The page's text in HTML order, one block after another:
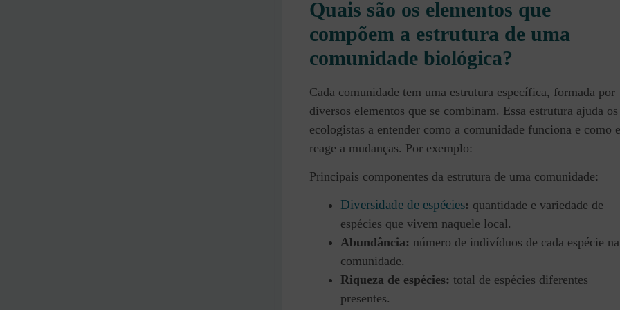
Quais são os elementos que
compõem a estrutura de uma
comunidade biológica?
Cada comunidade tem uma estrutura específica, formada por
diversos elementos que se combinam. Essa estrutura ajuda os
ecologistas a entender como a comunidade funciona e como
reage a mudanças. Por exemplo:
Principais componentes da estrutura de uma comunidade:
Diversidade de espécies: quantidade e variedade de
espécies que vivem naquele local.
Abundância: número de indivíduos de cada espécie na
comunidade.
Riqueza de espécies: total de espécies diferentes
presentes.